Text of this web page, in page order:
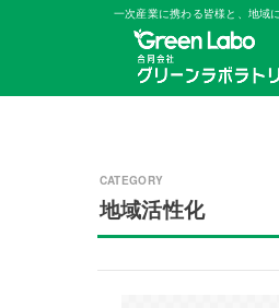
一次産業に携わる皆様と、地域
地域活性化